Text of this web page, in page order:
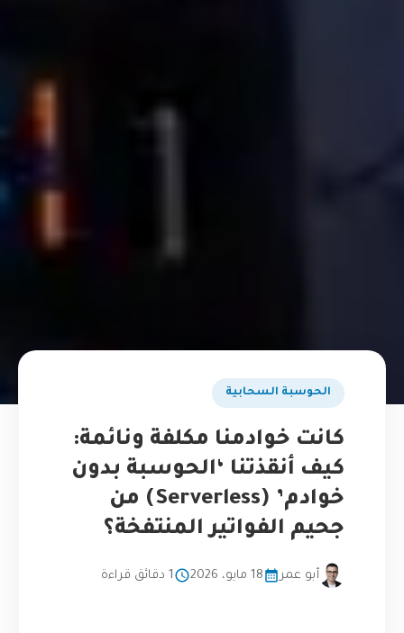
الحوسبة السحابية
كانت خوادمنا مكلفة ونائمة:
كيف أنقذتنا ‘الحوسبة بدون
خوادم’ (Serverless) من
جحيم الفواتير المنتفخة؟
أبو عمر 18 مايو، 2026 1 دقائق قراءة